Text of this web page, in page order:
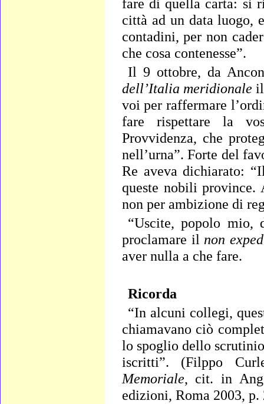
fare di quella carta: si
città ad un data luogo,
contadini, per non
che cosa contenesse”.
Il 9 ottobre, da
dell’Italia meridionale
voi per raffermare
fare rispettare la
Provvidenza, che
nell’urna”. Forte del
Re aveva dichiarato:
queste nobili province.
non per ambizione di
“Uscite, popolo mio,
proclamare il non
aver nulla a che fare.
Ricorda
“In alcuni collegi,
chiamavano ciò
lo spoglio dello
iscritti”. (Filppo
Memoriale, cit. in
edizioni, Roma 2003,